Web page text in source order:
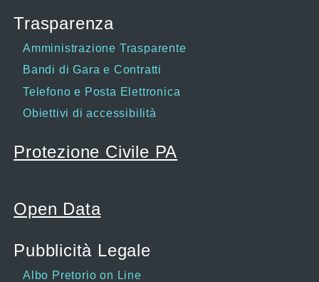
Trasparenza
Amministrazione Trasparente
Bandi di Gara e Contratti
Telefono e Posta Elettronica
Obiettivi di accessibilità
Protezione Civile PA
Open Data
Pubblicità Legale
Albo Pretorio on Line